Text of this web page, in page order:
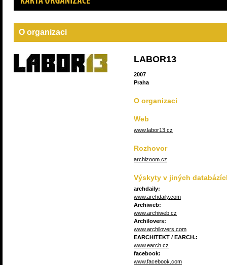
O organizaci
LABOR13
2007
Praha
O organizaci
Web
www.labor13.cz
Rozhovor
archizoom.cz
Výskyty v jiných
archdaily:
www.archdaily.com
Archiweb:
www.archiweb.cz
Archilovers:
www.archilovers.com
EARCHITEKT / EARCH.:
www.earch.cz
facebook:
www.facebook.com